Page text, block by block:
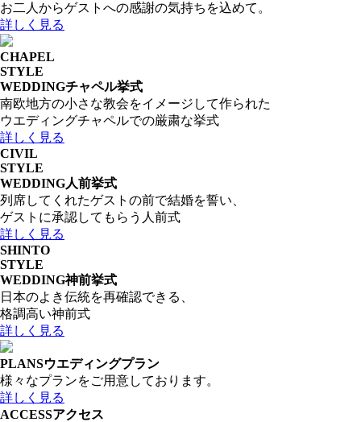
お二人からゲストへの感謝の気持ちを込めて。
詳しく見る
CHAPEL
STYLE
WEDDINGチャペル挙式
南欧地方の小さな教会をイメージして作られた
ウエディングチャペルでの厳粛な挙式
詳しく見る
CIVIL
STYLE
WEDDING人前挙式
列席してくれたゲストの前で結婚を誓い、
ゲストに承認してもらう人前式
詳しく見る
SHINTO
STYLE
WEDDING神前挙式
日本のよき伝統を再確認できる、
格調高い神前式
詳しく見る
PLANSウエディングプラン
様々なプランをご用意しております。
詳しく見る
ACCESSアクセス